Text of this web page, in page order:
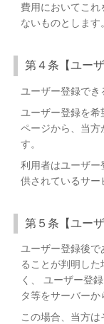
費用においてこ
ないものとします。
第４条【ユーザ
ユーザー登録でき
ユーザー登録を
ページから、当方
す。
利用者はユーザー
供されているサー
第５条【ユー
ユーザー登録後
ることが判明し
く、 ユーザー登
タ等をサーバーか
この場合、当方